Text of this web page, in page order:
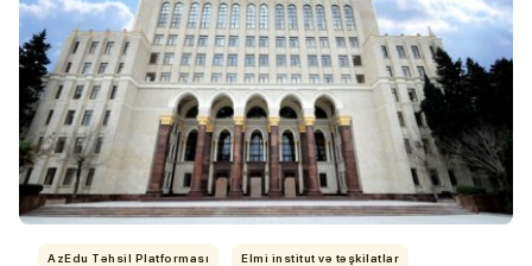
AzEdu Təhsil Platforması
Elmi institut və təşkilatlar